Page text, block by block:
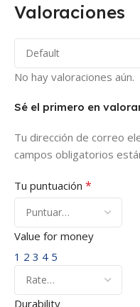
Valoraciones
No hay valoraciones aún.
Sé el primero en valorar
Tu dirección de correo
campos obligatorios
Tu puntuación *
Value for money
1 2 3 4 5
Durability